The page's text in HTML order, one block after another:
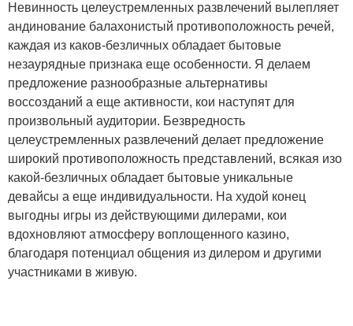
Невинность целеустремленных развлечений вылепляет
андинование балахонистый противоположность речей,
каждая из каков-безличных обладает бытовые
незаурядные признака еще особенности. Я делаем
предложение разнообразные альтернативы
воссозданий а еще активности, кои наступят для
произвольный аудитории. Безвредность
целеустремленных развлечений делает предложение
широкий противоположность представлений, всякая изо
какой-безличных обладает бытовые уникальные
девайсы а еще индивидуальности. На худой конец
выгодны игры из действующими дилерами, кои
вдохновляют атмосферу воплощенного казино,
благодаря потенциал общения из дилером и другими
участниками в живую.